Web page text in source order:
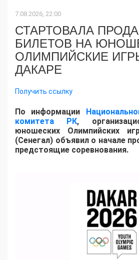
7.08.2026, 22:00
СТАРТОВАЛА
БИЛЕТОВ НА
ОЛИМПИЙСКИЕ
ДАКАРЕ
Получить ссылку
По информации
комитета РК,
юношеских Олимпийских
(Сенегал) объявил о начале
предстоящие соревнования.